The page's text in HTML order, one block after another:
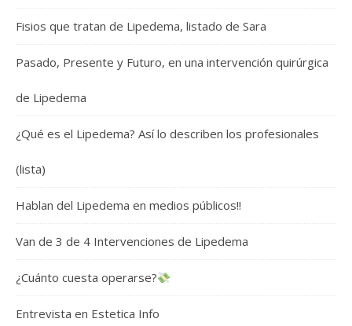
Fisios que tratan de Lipedema, listado de Sara
Pasado, Presente y Futuro, en una intervención quirúrgica
de Lipedema
¿Qué es el Lipedema? Así lo describen los profesionales
(lista)
Hablan del Lipedema en medios públicos!!
Van de 3 de 4 Intervenciones de Lipedema
¿Cuánto cuesta operarse?
Entrevista en Estetica Info